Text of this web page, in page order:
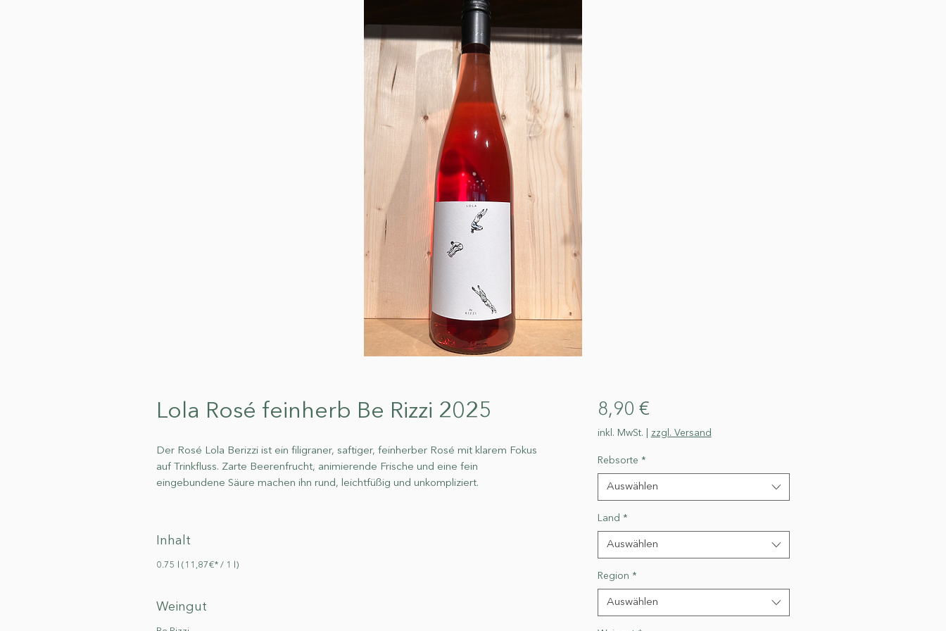
Lola Rosé feinherb Be Rizzi 2025
Der Rosé Lola Berizzi ist ein filigraner, saftiger, feinherber Rosé mit klarem Fokus
auf Trinkfluss. Zarte Beerenfrucht, animierende Frische und eine fein
eingebundene Säure machen ihn rund, leichtfüßig und unkompliziert.
Inhalt
0.75 l (11,87€* / 1 l)
Weingut
8,90 €Preis
inkl. MwSt. zzgl. Versand
Rebsorte *
Auswählen
Land *
Auswählen
Region *
Auswählen